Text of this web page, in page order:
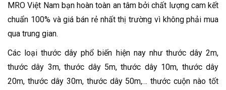
MRO Việt Nam bạn hoàn toàn an tâm bởi chất lượng cam kết
chuẩn 100% và giá bán rẻ nhất thị trường vì không phải mua
qua trung gian.
Các loại thước dây phổ biến hiện nay như thước dây 2m,
thước dây 3m, thước dây 5m, thước dây 10m, thước dây
20m, thước dây 30m, thước dây 50m,… thước cuộn nào tốt